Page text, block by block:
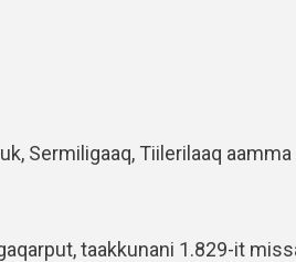
Sermiligaaq, Tiilerilaaq
taakkunani 1.829-it